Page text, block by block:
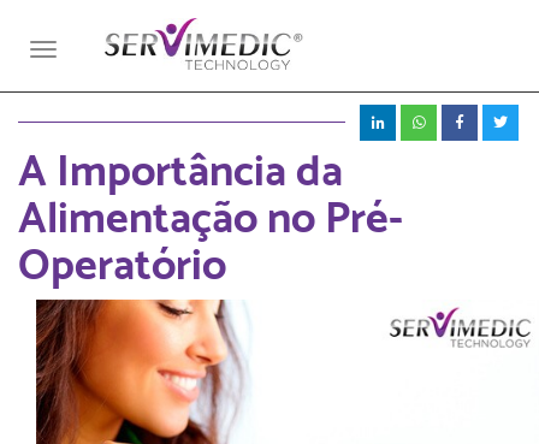
Toggle
A Importância da
Alimentação no Pré-
Operatório